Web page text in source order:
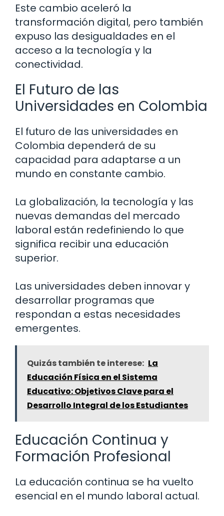
Este cambio aceleró la
transformación digital, pero también
expuso las desigualdades en el
acceso a la tecnología y la
conectividad.
El Futuro de las
Universidades en Colombia
El futuro de las universidades en
Colombia dependerá de su
capacidad para adaptarse a un
mundo en constante cambio.
La globalización, la tecnología y las
nuevas demandas del mercado
laboral están redefiniendo lo que
significa recibir una educación
superior.
Las universidades deben innovar y
desarrollar programas que
respondan a estas necesidades
emergentes.
Quizás también te interese: La
Educación Física en el Sistema
Educativo: Objetivos Clave para el
Desarrollo Integral de los Estudiantes
Educación Continua y
Formación Profesional
La educación continua se ha vuelto
esencial en el mundo laboral actual.